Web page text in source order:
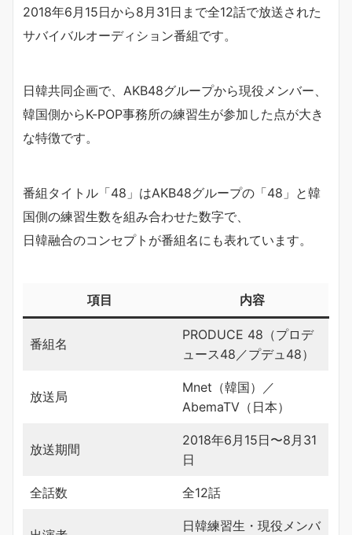
2018年6月15日から8月31日まで全12話で放送された
サバイバルオーディション番組です。
日韓共同企画で、AKB48グループから現役メンバー、
韓国側からK-POP事務所の練習生が参加した点が大き
な特徴です。
番組タイトル「48」はAKB48グループの「48」と韓
国側の練習生数を組み合わせた数字で、
日韓融合のコンセプトが番組名にも表れています。
項目 内容
番組名
PRODUCE 48（プロデ
ュース48／プデュ48）
放送局
Mnet（韓国）／
AbemaTV（日本）
放送期間
2018年6月15日〜8月31
日
全話数 全12話
日韓練習生・現役メンバ